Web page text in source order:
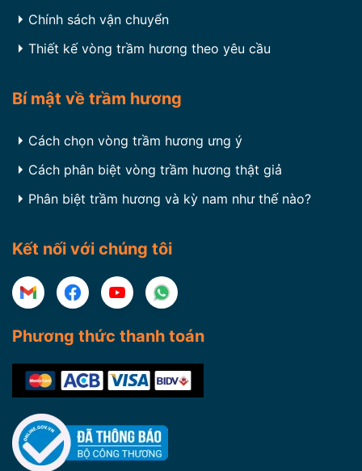
Chính sách vận chuyển
Thiết kế vòng trầm hương theo yêu cầu
Bí mật về trầm hương
Cách chọn vòng trầm hương ưng ý
Cách phân biệt vòng trầm hương thật giả
Phân biệt trầm hương và kỳ nam như thế nào?
Kết nối với chúng tôi
Phương thức thanh toán